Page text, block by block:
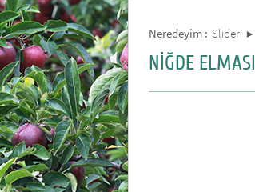
Neredeyim : Slider
NİĞDE ELMASI